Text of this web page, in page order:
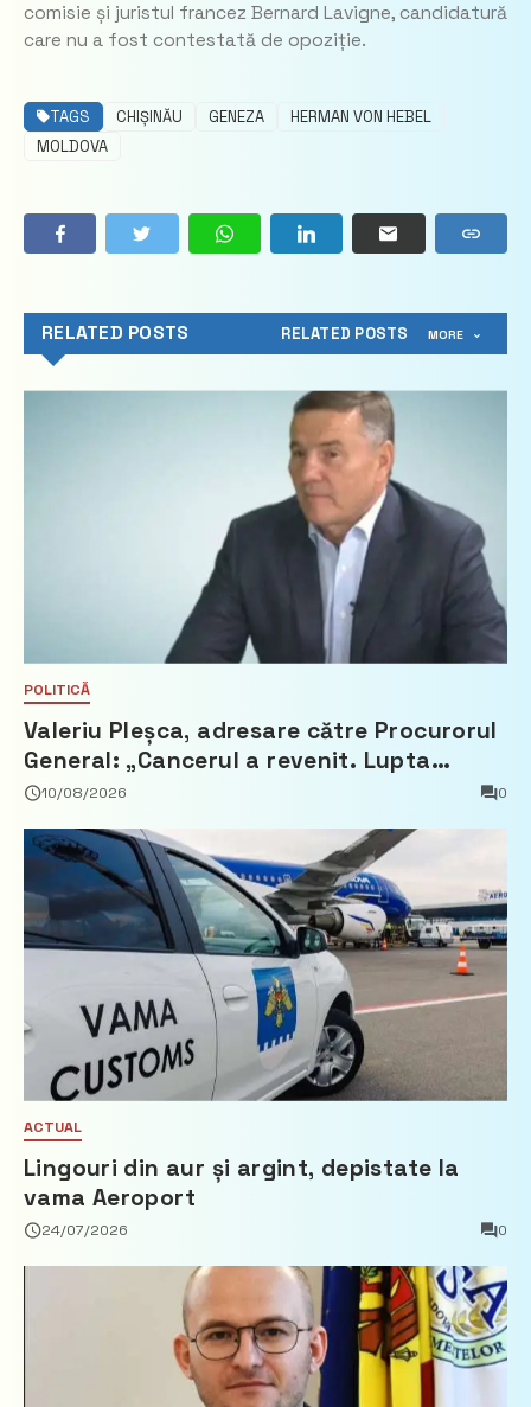
comisie și juristul francez Bernard Lavigne, candidatură
care nu a fost contestată de opoziție.
TAGS CHIȘINĂU GENEZA
HERMAN VON HEBEL
MOLDOVA
RELATED POSTS RELATED POSTS MORE
POLITICĂ
Valeriu Pleșca, adresare către Procurorul
General: „Cancerul a revenit. Lupta
pentru viață a pornit pe două fronturi”
10/08/2026 0
ACTUAL
Lingouri din aur și argint, depistate la
vama Aeroport
24/07/2026 0